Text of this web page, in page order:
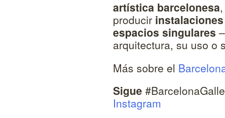
artística barcelonesa
producir
espacios singulares
arquitectura, su uso o
Más sobre el
Sigue
Instagram